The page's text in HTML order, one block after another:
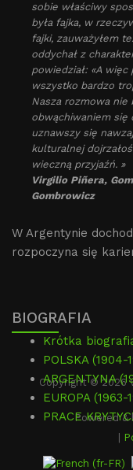
sobie właściwy
była fajka, w
fajki, zauważyłem
oddychał z
powiedział: «A
wszystko bardzo
Nasza rozmowa nie
obwąchiwaniem się
uznawszy się
kulturalnej
wieczną przyjaźń. »
Virgilio Piñera,
Gombrowicz
W Argentynie
rozpoczyna się
BIOGRAFIA
Krótka
POLSKA (1904-
ARGENTYNA
EUROPA (1963-
PRACE
Copyright © 2026
Powered &